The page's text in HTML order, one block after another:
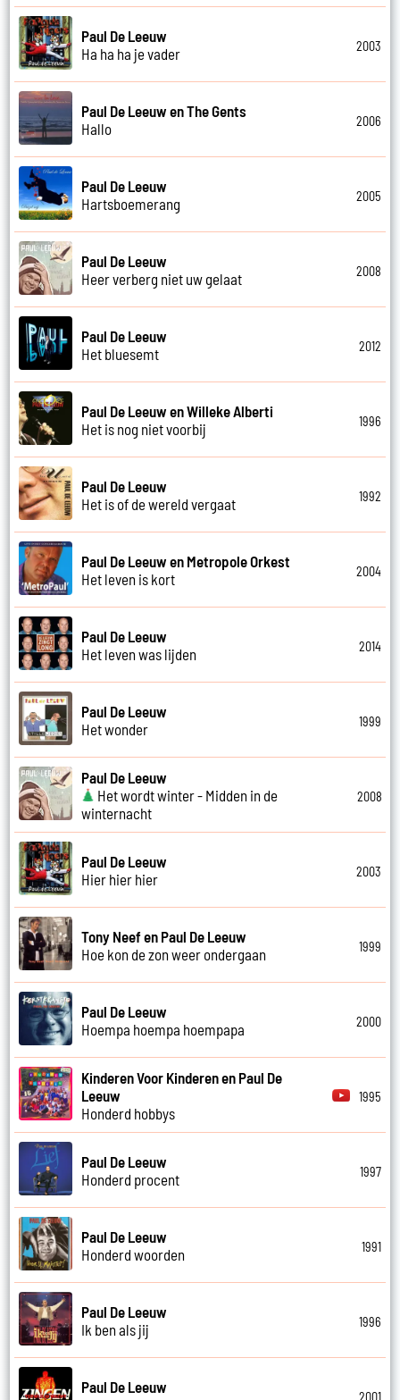
Paul De Leeuw
Ha ha ha je vader
2003
Paul De Leeuw en The Gents
Hallo
2006
Paul De Leeuw
Hartsboemerang
2005
Paul De Leeuw
Heer verberg niet uw gelaat
2008
Paul De Leeuw
Het bluesemt
2012
Paul De Leeuw en Willeke Alberti
Het is nog niet voorbij
1996
Paul De Leeuw
Het is of de wereld vergaat
1992
Paul De Leeuw en Metropole Orkest
Het leven is kort
2004
Paul De Leeuw
Het leven was lijden
2014
Paul De Leeuw
Het wonder
1999
Paul De Leeuw
Het wordt winter - Midden in de
winternacht
2008
Paul De Leeuw
Hier hier hier
2003
Tony Neef en Paul De Leeuw
Hoe kon de zon weer ondergaan
1999
Paul De Leeuw
Hoempa hoempa hoempapa
2000
Kinderen Voor Kinderen en Paul De
Leeuw
Honderd hobbys
1995
Paul De Leeuw
Honderd procent
1997
Paul De Leeuw
Honderd woorden
1991
Paul De Leeuw
Ik ben als jij
1996
Paul De Leeuw
2001